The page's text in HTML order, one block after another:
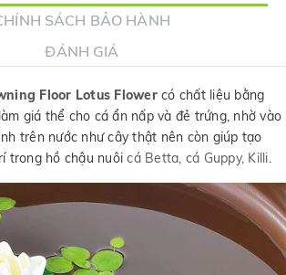
SÁCH BẢO HÀNH
ĐÁNH GIÁ
Floor Lotus Flowercó chất liệu bằng
giá thể cho cá ẩn nấp và đẻ trứng, nhờ vào
trên nước như cây thật nên còn giúp tạo
trong hồ chậu nuôicá Betta, cá Guppy, Killi.